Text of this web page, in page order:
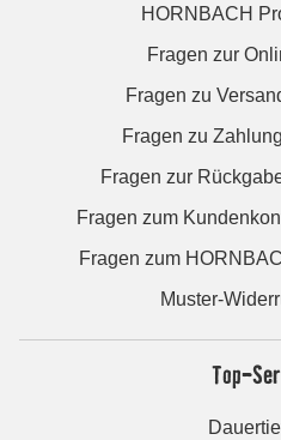
HORNBACH
Fragen zur
Fragen zu
Fragen zu
Fragen zur
Fragen zum
Fragen zum
Muster-
Top-